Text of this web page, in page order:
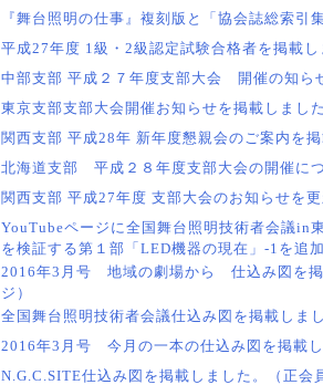
『舞台照明の仕事』複刻版と「協会誌総索引
平成27年度 1級・2級認定試験合格者を掲載し
中部支部 平成２７年度支部大会 開催の知ら
東京支部支部大会開催お知らせを掲載しました
関西支部 平成28年 新年度懇親会のご案内を掲
北海道支部 平成２８年度支部大会の開催に
関西支部 平成27年度 支部大会のお知らせを更
YouTubeページに全国舞台照明技術者会議in
を検証する第１部「LED機器の現在」-1を追加
2016年3月号 地域の劇場から 仕込み図を掲
ジ）
全国舞台照明技術者会議仕込み図を掲載しま
2016年3月号 今月の一本の仕込み図を掲載し
N.G.C.SITE仕込み図を掲載しました。（正会